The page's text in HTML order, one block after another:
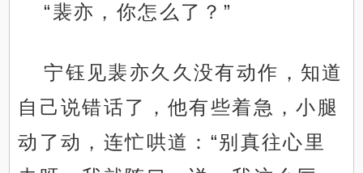
“裴亦，你怎么了？”
宁钰见裴亦久久没有动作，知道
自己说错话了，他有些着急，小腿
动了动，连忙哄道：“别真往心里